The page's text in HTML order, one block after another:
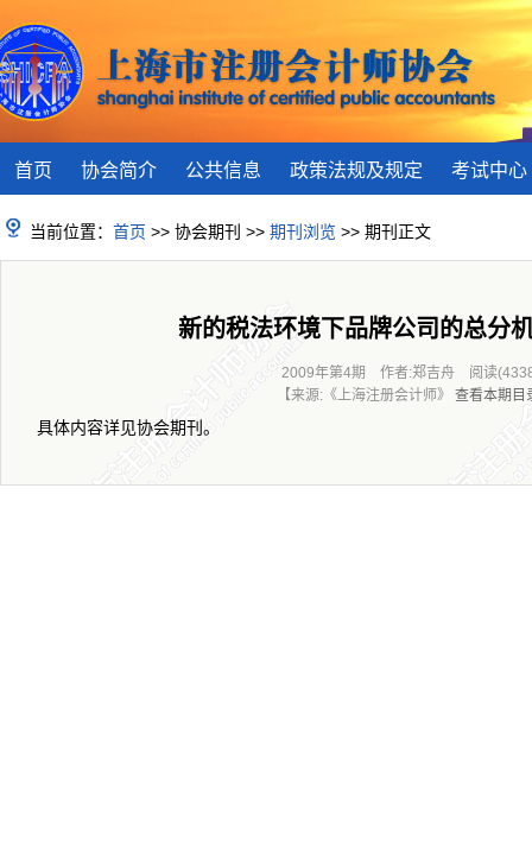
首页 协会简介 公共信息 政策法规及规定 考试中心
当前位置： 首页 >> 协会期刊 >> 期刊浏览 >> 期刊正文
新的税法环境下品牌公司的总分
2009年第4期 作者:郑吉舟 阅读
【来源:《上海注册会计师》 查看本期目
具体内容详见协会期刊。